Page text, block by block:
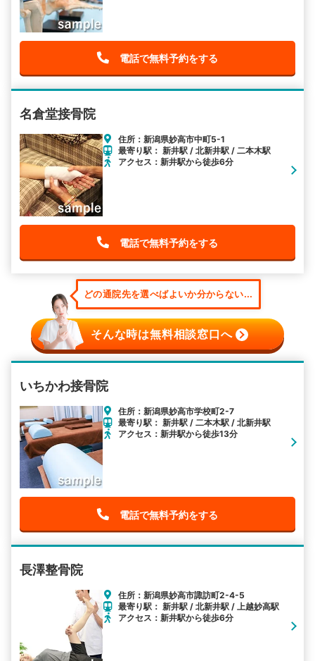
電話で無料予約をする
名倉堂接骨院
住所：新潟県妙高市中町5-1
最寄り駅： 新井駅 / 北新井駅 / 二本木駅
アクセス：新井駅から徒歩6分
電話で無料予約をする
どの通院先を選べばよいか分からない...
そんな時は無料相談窓口へ
いちかわ接骨院
住所：新潟県妙高市学校町2-7
最寄り駅： 新井駅 / 二本木駅 / 北新井駅
アクセス：新井駅から徒歩13分
電話で無料予約をする
長澤整骨院
住所：新潟県妙高市諏訪町2-4-5
最寄り駅： 新井駅 / 北新井駅 / 上越妙高駅
アクセス：新井駅から徒歩6分